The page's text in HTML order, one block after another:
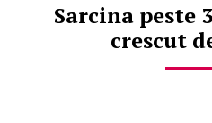
Sarcina peste
crescut